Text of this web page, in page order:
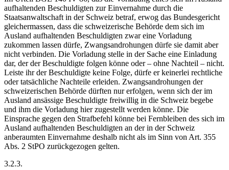
aufhaltenden Beschuldigten zur Einvernahme durch die
Staatsanwaltschaft in der Schweiz betraf, erwog das Bundesgericht
gleichermassen, dass die schweizerische Behörde dem sich im
Ausland aufhaltenden Beschuldigten zwar eine Vorladung
zukommen lassen dürfe, Zwangsandrohungen dürfe sie damit aber
nicht verbinden. Die Vorladung stelle in der Sache eine Einladung
dar, der der Beschuldigte folgen könne oder – ohne Nachteil – nicht.
Leiste ihr der Beschuldigte keine Folge, dürfe er keinerlei rechtliche
oder tatsächliche Nachteile erleiden. Zwangsandrohungen der
schweizerischen Behörde dürften nur erfolgen, wenn sich der im
Ausland ansässige Beschuldigte freiwillig in die Schweiz begebe
und ihm die Vorladung hier zugestellt werden könne. Die
Einsprache gegen den Strafbefehl könne bei Fernbleiben des sich im
Ausland aufhaltenden Beschuldigten an der in der Schweiz
anberaumten Einvernahme deshalb nicht als im Sinn von Art. 355
Abs. 2 StPO zurückgezogen gelten.
3.2.3.